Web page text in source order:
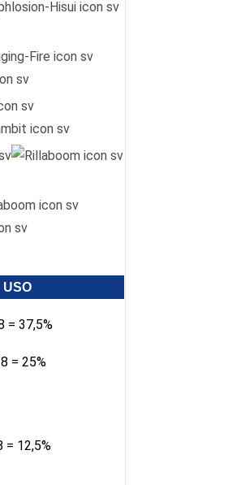
USO
= 37,5%
= 25%
= 12,5%